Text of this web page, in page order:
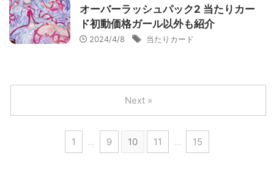
オーバーラッシュパック2 当たりカー
ド初動価格ガール以外も紹介
2024/4/8 当たりカード
1 … 9 10 11 … 15
Next »